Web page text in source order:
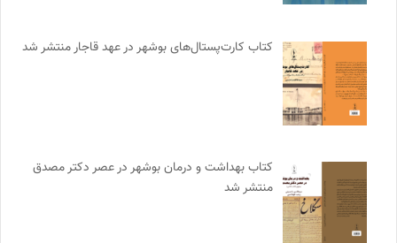
کتاب کارت‌پستال‌های بوشهر در عهد قاجار منتشر شد
کتاب بهداشت و درمان بوشهر در عصر دکتر مصدق
منتشر شد